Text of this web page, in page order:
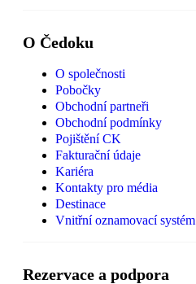
O Čedoku
O společnosti
Pobočky
Obchodní partneři
Obchodní podmínky
Pojištění CK
Fakturační údaje
Kariéra
Kontakty pro média
Destinace
Vnitřní oznamovací systém
Rezervace a podpora